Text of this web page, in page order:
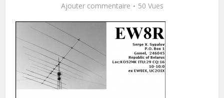
Ajouter commentaire 50 Vues